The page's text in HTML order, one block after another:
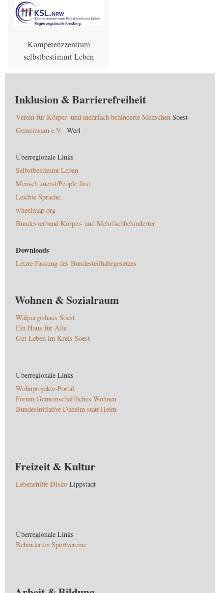
Kompetenzzentrum
selbstbestimmt Leben
Inklusion & Barrierefreiheit
Verein für Körper- und mehrfach behinderte Menschen Soest
Gemeinsam e.V. Werl
Überregionale Links
Selbstbestimmt Leben
Mensch zuerst/People first
Leichte Sprache
wheelmap.org
Bundesverband Körper- und Mehrfachbehinderter
Downloads
Letzte Fassung des Bundesteilhabegesetzes
Wohnen & Sozialraum
Walpurgishaus Soest
Ein Haus für Alle
Gut Leben im Kreis Soest
Überregionale Links
Wohnprojekte-Portal
Forum Gemeinschaftliches Wohnen
Bundesinitiative Daheim statt Heim
Freizeit & Kultur
Lebenshilfe Disko Lippstadt
Überregionale Links
Behinderten Sportvereine